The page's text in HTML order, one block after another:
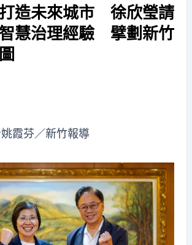
造未來城市 徐欣瑩請
慧治理經驗 擘劃新竹
姚霞芬／新竹報導